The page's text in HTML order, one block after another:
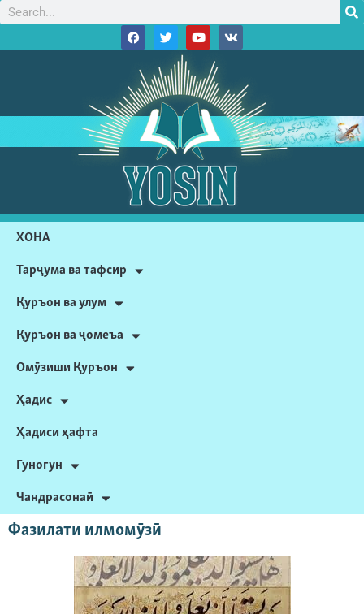
ХОНА
Тарҷума ва тафсир
Қуръон ва улум
Қуръон ва ҷомеъа
Омӯзиши Қуръон
Ҳадис
Ҳадиси ҳафта
Гуногун
Чандрасонаӣ
Фазилати илмомӯзӣ